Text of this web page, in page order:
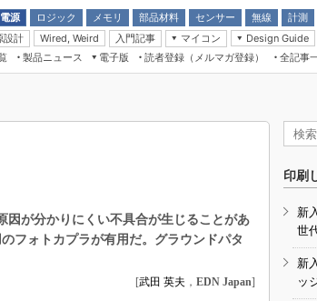
電源
ロジック
メモリ
部品材料
センサー 無線 計測
アナログ機能回路
計測とテスト
設計 Wired, Weird
入門記事
マイコン
コン講座
Design Guide
計測機器
CEATEC
組込み/エッジコンピューティング展
Microchip情報
製品ニュース
電子版
読者登録（メルマガ登録） 全記事
因が分かりにくい不具合が生じることがあ
フォトカプラが有用だ。グラウンドパタ
[武田 英夫 ， EDN Japan]
印刷
新
世
新
ッ